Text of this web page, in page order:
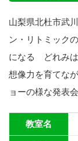
山梨県北杜市武
ン・リトミック
になる どれみは
想像力を育てな
ョーの様な発表
教室名